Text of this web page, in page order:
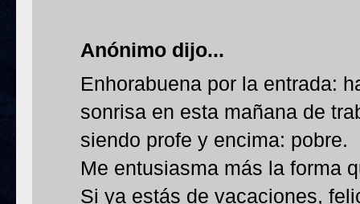
Anónimo dijo...
Enhorabuena por la entrada:
sonrisa en esta mañana de
siendo profe y encima: pobre.
Me entusiasma más la forma
Si ya estás de vacaciones,